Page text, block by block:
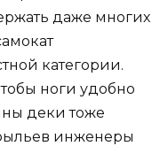
даже многих
категории.
ноги удобно
деки тоже
инженеры